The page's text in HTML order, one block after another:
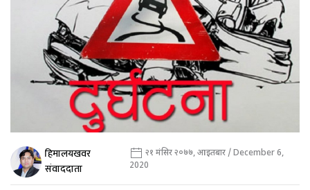
हिमालयखवर
संवाददाता
२१ मंसिर २०७७, आइतबार / December 6,
2020